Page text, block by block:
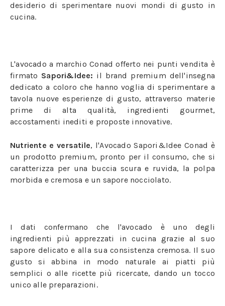
desiderio di sperimentare nuovi mondi di gusto in
cucina.
L'avocado a marchio Conad offerto nei punti vendita è
firmato Sapori&Idee: il brand premium dell'insegna
dedicato a coloro che hanno voglia di sperimentare a
tavola nuove esperienze di gusto, attraverso materie
prime di alta qualità, ingredienti gourmet,
accostamenti inediti e proposte innovative.
Nutriente e versatile, l'Avocado Sapori&Idee Conad è
un prodotto premium, pronto per il consumo, che si
caratterizza per una buccia scura e ruvida, la polpa
morbida e cremosa e un sapore nocciolato.
I dati confermano che l'avocado è uno degli
ingredienti più apprezzati in cucina grazie al suo
sapore delicato e alla sua consistenza cremosa. Il suo
gusto si abbina in modo naturale ai piatti più
semplici o alle ricette più ricercate, dando un tocco
unico alle preparazioni.